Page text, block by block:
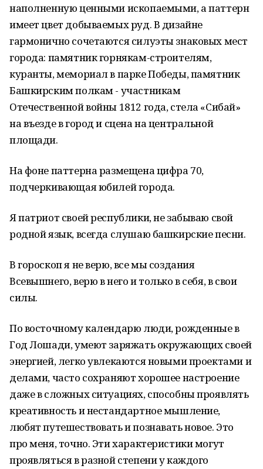
наполненную ценными ископаемыми, а паттерн
имеет цвет добываемых руд. В дизайне
гармонично сочетаются силуэты знаковых мест
города: памятник горнякам-строителям,
куранты, мемориал в парке Победы, памятник
Башкирским полкам - участникам
Отечественной войны 1812 года, стела «Сибай»
на въезде в город и сцена на центральной
площади.
На фоне паттерна размещена цифра 70,
подчеркивающая юбилей города.
Я патриот своей республики, не забываю свой
родной язык, всегда слушаю башкирские песни.
В гороскоп я не верю, все мы создания
Всевышнего, верю в него и только в себя, в свои
силы.
По восточному календарю люди, рожденные в
Год Лошади, умеют заряжать окружающих своей
энергией, легко увлекаются новыми проектами и
делами, часто сохраняют хорошее настроение
даже в сложных ситуациях, способны проявлять
креативность и нестандартное мышление,
любят путешествовать и познавать новое. Это
про меня, точно. Эти характеристики могут
проявляться в разной степени у каждого